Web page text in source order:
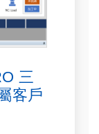
三
客戶